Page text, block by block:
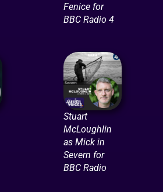
Fenice for
BBC Radio 4
Stuart
McLoughlin
as Mick in
Severn for
BBC Radio